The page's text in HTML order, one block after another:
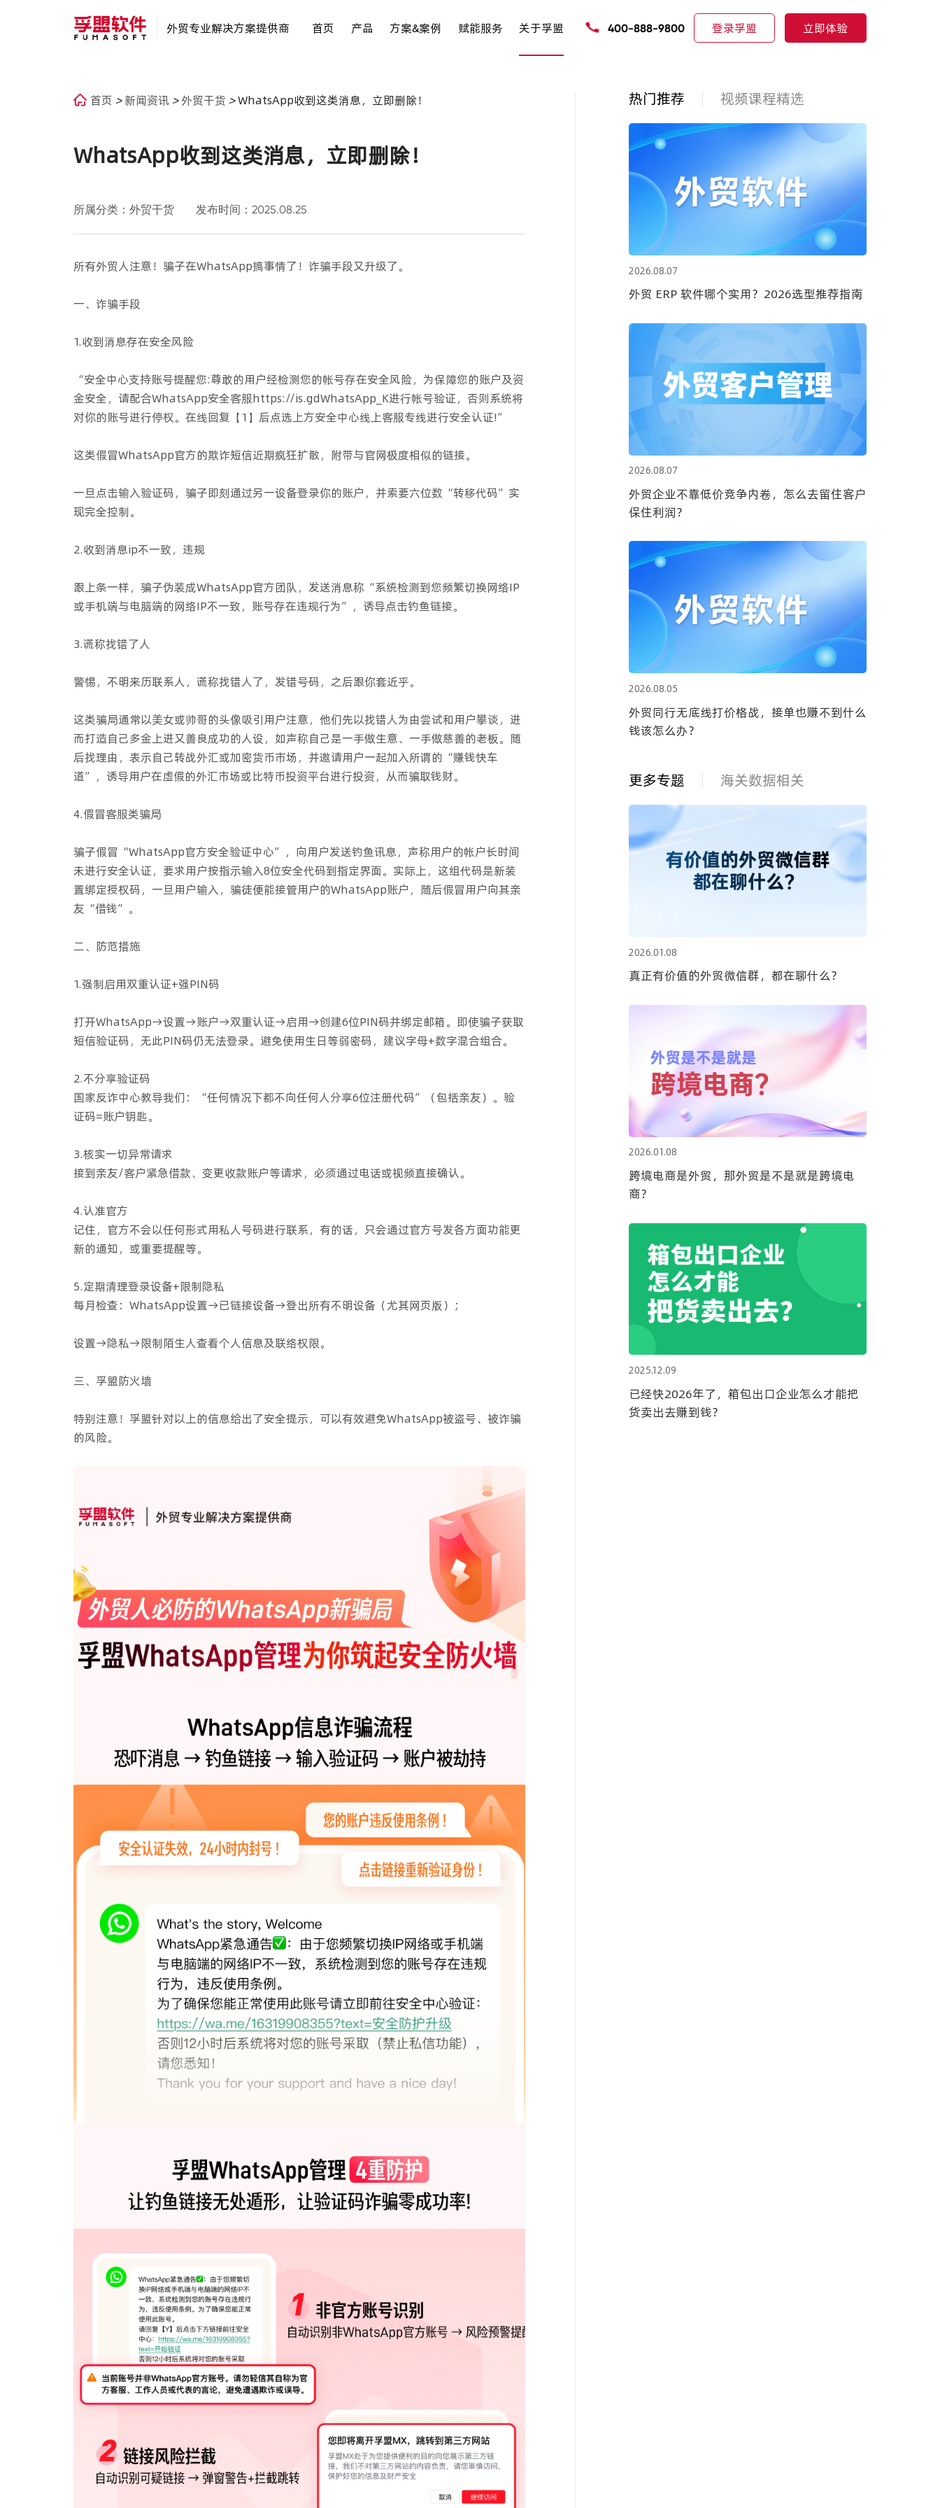
外贸专业解决方案提供商 首页 产品 方案&案例 赋能服务 关于孚盟 400-888-9800 登录孚盟 立即体验
首页 > 新闻资讯 > 外贸干货 >WhatsApp收到这类消息，立即删除！
WhatsApp收到这类消息，立即删除！
所属分类：外贸干货 发布时间：2025.08.25
所有外贸人注意！骗子在WhatsApp搞事情了！诈骗手段又升级了。
一、诈骗手段
1.收到消息存在安全风险
“安全中心支持账号提醒您:尊敢的用户经检测您的帐号存在安全风险，为保障您的账户及资
金安全，请配合WhatsApp安全客服https://is.gdWhatsApp_K进行帐号验证，否则系统将
对你的账号进行停权。在线回复【1】后点选上方安全中心线上客服专线进行安全认证!”
这类假冒WhatsApp官方的欺诈短信近期疯狂扩散，附带与官网极度相似的链接。
一旦点击输入验证码，骗子即刻通过另一设备登录你的账户，并索要六位数“转移代码”实
现完全控制。
2.收到消息ip不一致，违规
跟上条一样，骗子伪装成WhatsApp官方团队，发送消息称“系统检测到您频繁切换网络IP
或手机端与电脑端的网络IP不一致，账号存在违规行为”，诱导点击钓鱼链接。
3.谎称找错了人
警惕，不明来历联系人，谎称找错人了，发错号码，之后跟你套近乎。
这类骗局通常以美女或帅哥的头像吸引用户注意，他们先以找错人为由尝试和用户攀谈，进
而打造自己多金上进又善良成功的人设，如声称自己是一手做生意、一手做慈善的老板。随
后找理由，表示自己转战外汇或加密货币市场，并邀请用户一起加入所谓的“赚钱快车
道”，诱导用户在虚假的外汇市场或比特币投资平台进行投资，从而骗取钱财。
4.假冒客服类骗局
骗子假冒“WhatsApp官方安全验证中心”，向用户发送钓鱼讯息，声称用户的帐户长时间
未进行安全认证，要求用户按指示输入8位安全代码到指定界面。实际上，这组代码是新装
置绑定授权码，一旦用户输入，骗徒便能接管用户的WhatsApp账户，随后假冒用户向其亲
友“借钱”。
二、防范措施
1.强制启用双重认证+强PIN码
打开WhatsApp→设置→账户→双重认证→启用→创建6位PIN码并绑定邮箱。即使骗子获取
短信验证码，无此PIN码仍无法登录。避免使用生日等弱密码，建议字母+数字混合组合。
2.不分享验证码
国家反诈中心教导我们：“任何情况下都不向任何人分享6位注册代码”（包括亲友）。验
证码=账户钥匙。
3.核实一切异常请求
接到亲友/客户紧急借款、变更收款账户等请求，必须通过电话或视频直接确认。
4.认准官方
记住，官方不会以任何形式用私人号码进行联系，有的话，只会通过官方号发各方面功能更
新的通知，或重要提醒等。
5.定期清理登录设备+限制隐私
每月检查：WhatsApp设置→已链接设备→登出所有不明设备（尤其网页版）；
设置→隐私→限制陌生人查看个人信息及联络权限。
三、孚盟防火墙
特别注意！孚盟针对以上的信息给出了安全提示，可以有效避免WhatsApp被盗号、被诈骗
的风险。
热门推荐 视频课程精选
2026.08.07
外贸 ERP 软件哪个实用？2026选型推荐指南
2026.08.07
外贸企业不靠低价竞争内卷，怎么去留住客户
保住利润？
2026.08.05
外贸同行无底线打价格战，接单也赚不到什么
钱该怎么办？
更多专题 海关数据相关
2026.01.08
真正有价值的外贸微信群，都在聊什么？
2026.01.08
跨境电商是外贸，那外贸是不是就是跨境电
商？
2025.12.09
已经快2026年了，箱包出口企业怎么才能把
货卖出去赚到钱？